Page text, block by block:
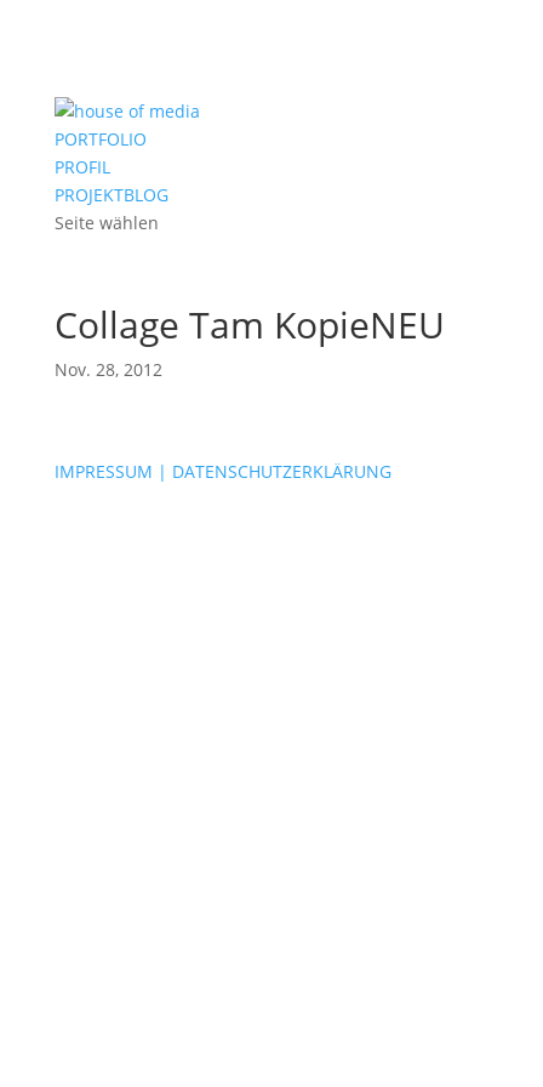
PORTFOLIO
PROFIL
PROJEKTBLOG
Seite wählen
Collage Tam KopieNEU
Nov. 28, 2012
IMPRESSUM | DATENSCHUTZERKLÄRUNG